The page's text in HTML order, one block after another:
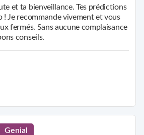
et ta bienveillance. Tes prédictions
Je recommande vivement et vous
fermés. Sans aucune complaisance
conseils.
Genial